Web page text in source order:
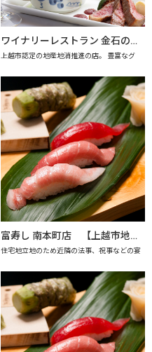
ワイナリーレストラン 金石の音（きんせきのね） 【上越市地産地消推進の店認定店】
上越市認定の地産地消推進の店。 豊富なグ
富寿し 南本町店 【上越市地産地消の店認定店】
住宅地立地のため近隣の法事、祝事などの宴